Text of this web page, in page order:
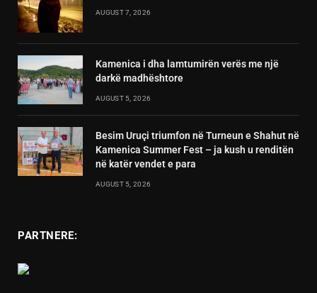
AUGUST 7, 2026
Kamenica i dha lamtumirën verës me një
darkë madhështore
AUGUST 5, 2026
Besim Uruçi triumfon në Turneun e Shahut në
Kamenica Summer Fest – ja kush u renditën
në katër vendet e para
AUGUST 5, 2026
PARTNERE: